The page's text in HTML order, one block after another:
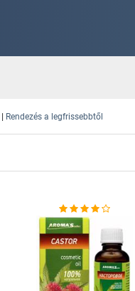
| Rendezés a legfrissebbtől